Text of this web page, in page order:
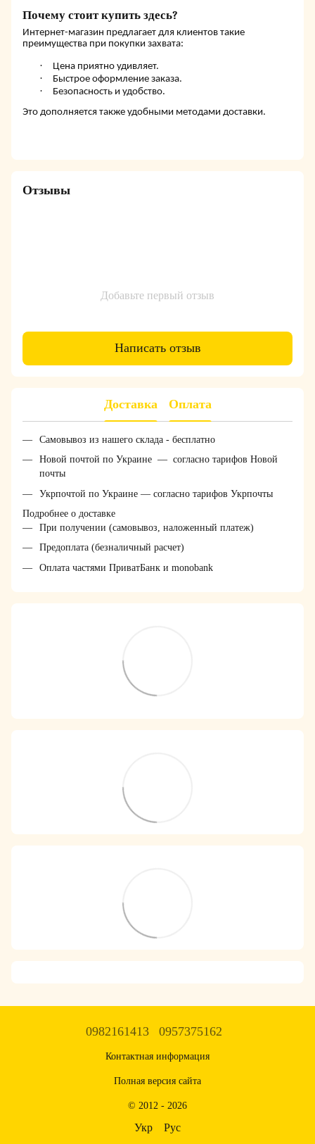
Почему стоит купить здесь?
Интернет-магазин предлагает для клиентов такие
преимущества при покупки захвата:
· Цена приятно удивляет.
· Быстрое оформление заказа.
·
Безопасность и удобство.
Это дополняется также удобными методами доставки.
Отзывы
Добавьте первый отзыв
Написать отзыв
Доставка Оплата
Самовывоз из нашего склада - бесплатно
Новой почтой по Украине — согласно тарифов Новой
почты
Укрпочтой по Украине — согласно тарифов Укрпочты
Подробнее о доставке
При получении (самовывоз, наложенный платеж)
Предоплата (безналичный расчет)
Оплата частями ПриватБанк и monobank
0982161413 0957375162
Контактная информация
Полная версия сайта
© 2012 - 2026
Укр Рус